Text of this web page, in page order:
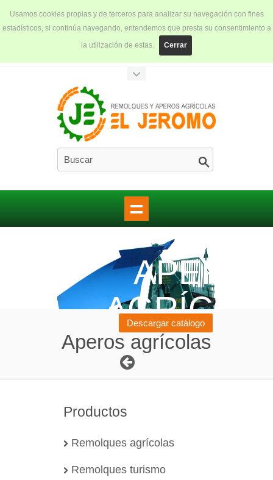
Usamos cookies propias y de terceros para analizar su navegación con fines
estadísticos, si continúa navegando, entendemos que presta su consentimiento a
la utilización de estas.
Cerrar
Descargar catálogo
Aperos agrícolas
Productos
Remolques agrícolas
Remolques turismo